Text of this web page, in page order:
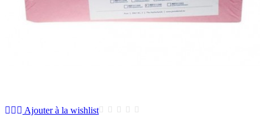
Ajouter à la wishlist